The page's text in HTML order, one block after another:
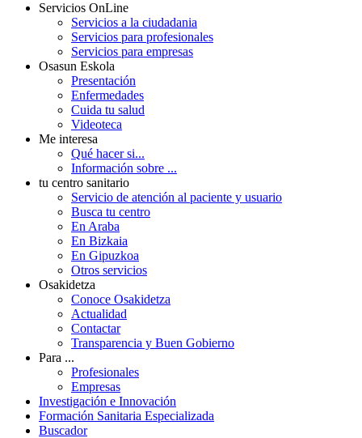
Servicios OnLine
Servicios a la ciudadania
Servicios para profesionales
Servicios para empresas
Osasun Eskola
Presentación
Enfermedades
Cuida tu salud
Videoteca
Me interesa
Qué hacer si...
Información sobre ...
tu centro sanitario
Servicio de atención al paciente y usuario
Busca tu centro
En Araba
En Bizkaia
En Gipuzkoa
Otros servicios
Osakidetza
Conoce Osakidetza
Actualidad
Contactar
Transparencia y Buen Gobierno
Para ...
Profesionales
Empresas
Investigación e Innovación
Formación Sanitaria Especializada
Buscador